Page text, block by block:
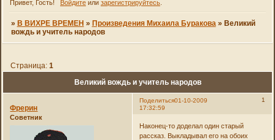
Привет, Гость! Войдитеили зарегистрируйтесь.
» В ВИХРЕ ВРЕМЕН » Произведения Михаила Буракова » Великий
вождь и учитель народов
Великий вождь и учитель народов
Страница: 1
Поделиться 1
01-10-2009
17:32:59
Фрерин
Советник
Наконец-то доделал один старый
рассказ. Выкладывал его на обоих